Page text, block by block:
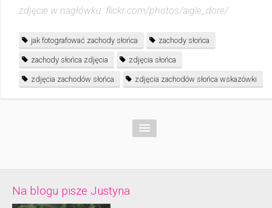
zdjęcie w nagłówku: flickr.com/photos/aigle_dore/
jak fotografować zachody słońca zachody słońca
zachody słońca zdjęcia zdjęcia słońca
zdjęcia zachodów słońca zdjęcia zachodów słońca wskazówki
Na blogu pisze Justyna